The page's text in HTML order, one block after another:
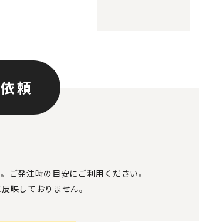
頼
ご発注時の目安にご利用ください。
映しておりません。